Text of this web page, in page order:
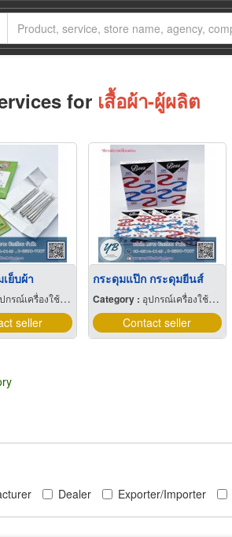
for เสื้อผ้า-ผู้ผลิต
ย็บผ้า
รณ์เครื่องใช้ในการผลิตเสื้อผ้า
seller
กระดุมแป๊ก กระดุมยีนส์
Category : อุปกรณ์เครื่องใช้ในการผลิตเสื้อผ้า
Contact seller
Dealer Exporter/Importer